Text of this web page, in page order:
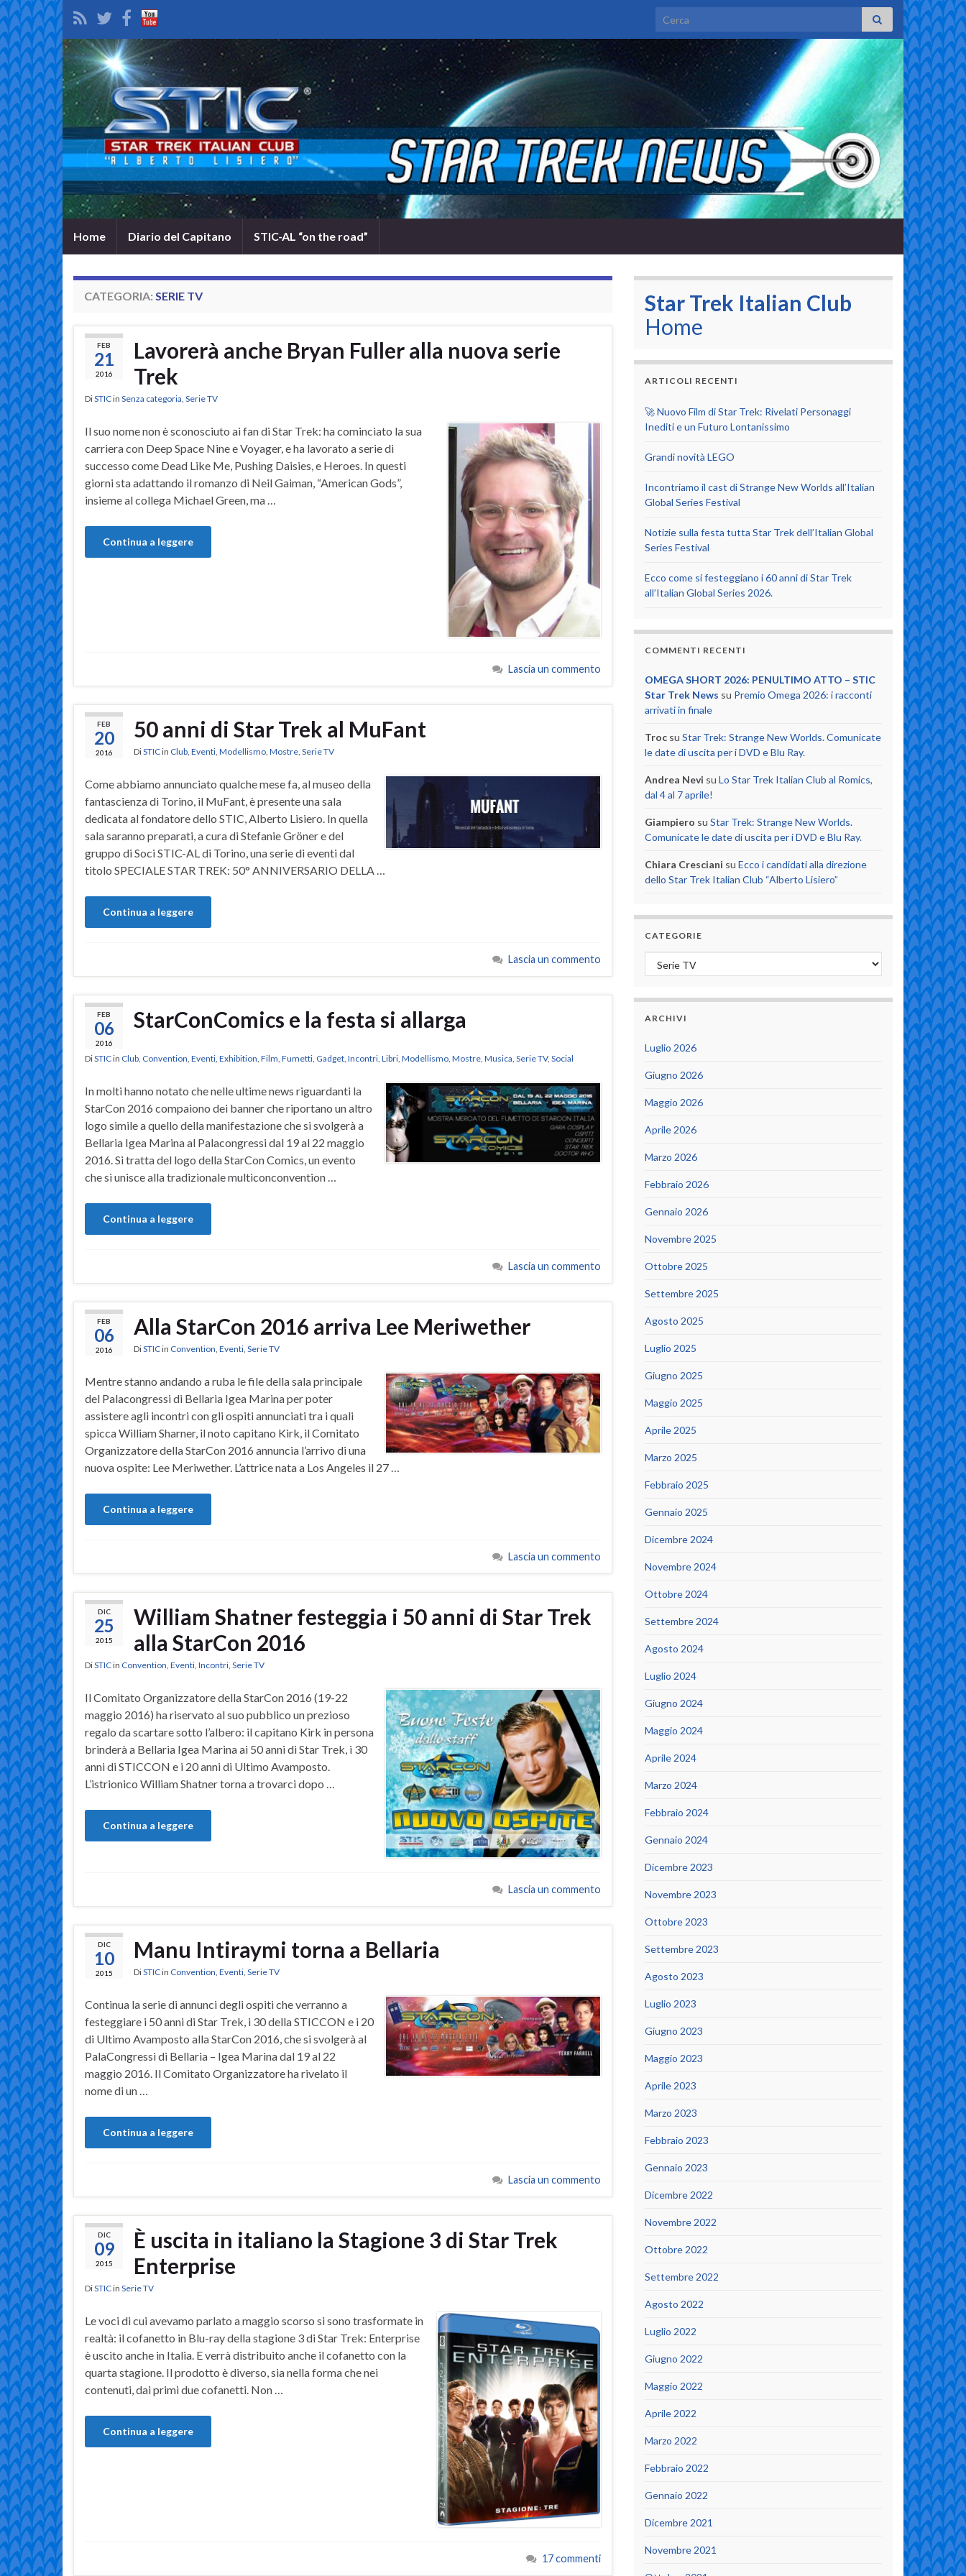
Search for:
Home Diario del Capitano STIC-AL “on the road”
CATEGORIA: SERIE TV
FEB
21
2016
Lavorerà anche Bryan Fuller alla nuova serie
Trek
DiSTICin Senza categoria, Serie TV
Il suo nome non è sconosciuto ai fan di Star Trek: ha cominciato la sua
carriera con Deep Space Nine e Voyager, e ha lavorato a serie di
successo come Dead Like Me, Pushing Daisies, e Heroes. In questi
giorni sta adattando il romanzo di Neil Gaiman, “American Gods”,
insieme al collega Michael Green, ma …
Continua a leggere
Lascia un commento
FEB
20
2016
50 anni di Star Trek al MuFant
DiSTICin Club, Eventi, Modellismo, Mostre, Serie TV
Come abbiamo annunciato qualche mese fa, al museo della
fantascienza di Torino, il MuFant, è presente una sala
dedicata al fondatore dello STIC, Alberto Lisiero. In quella
sala saranno preparati, a cura di Stefanie Gröner e del
gruppo di Soci STIC-AL di Torino, una serie di eventi dal
titolo SPECIALE STAR TREK: 50° ANNIVERSARIO DELLA …
Continua a leggere
Lascia un commento
FEB
06
2016
StarConComics e la festa si allarga
DiSTICin Club, Convention, Eventi, Exhibition, Film, Fumetti, Gadget, Incontri, Libri, Modellismo, Mostre, Musica, Serie TV, Social
In molti hanno notato che nelle ultime news riguardanti la
StarCon 2016 compaiono dei banner che riportano un altro
logo simile a quello della manifestazione che si svolgerà a
Bellaria Igea Marina al Palacongressi dal 19 al 22 maggio
2016. Si tratta del logo della StarCon Comics, un evento
che si unisce alla tradizionale multiconconvention …
Continua a leggere
Lascia un commento
FEB
06
2016
Alla StarCon 2016 arriva Lee Meriwether
DiSTICin Convention, Eventi, Serie TV
Mentre stanno andando a ruba le file della sala principale
del Palacongressi di Bellaria Igea Marina per poter
assistere agli incontri con gli ospiti annunciati tra i quali
spicca William Sharner, il noto capitano Kirk, il Comitato
Organizzatore della StarCon 2016 annuncia l’arrivo di una
nuova ospite: Lee Meriwether. L’attrice nata a Los Angeles il 27 …
Continua a leggere
Lascia un commento
DIC
25
2015
William Shatner festeggia i 50 anni di Star Trek
alla StarCon 2016
DiSTICin Convention, Eventi, Incontri, Serie TV
Il Comitato Organizzatore della StarCon 2016 (19-22
maggio 2016) ha riservato al suo pubblico un prezioso
regalo da scartare sotto l’albero: il capitano Kirk in persona
brinderà a Bellaria Igea Marina ai 50 anni di Star Trek, i 30
anni di STICCON e i 20 anni di Ultimo Avamposto.
L’istrionico William Shatner torna a trovarci dopo …
Continua a leggere
Lascia un commento
DIC
10
2015
Manu Intiraymi torna a Bellaria
DiSTICin Convention Eventi Serie TV
Continua la serie di annunci degli ospiti che verranno a
festeggiare i 50 anni di Star Trek, i 30 della STICCON e i 20
di Ultimo Avamposto alla StarCon 2016, che si svolgerà al
PalaCongressi di Bellaria – Igea Marina dal 19 al 22
maggio 2016. Il Comitato Organizzatore ha rivelato il
nome di un …
Continua a leggere
Lascia un commento
DIC
09
2015
È uscita in italiano la Stagione 3 di Star Trek
Enterprise
DiSTICin Serie TV
Le voci di cui avevamo parlato a maggio scorso si sono trasformate in
realtà: il cofanetto in Blu-ray della stagione 3 di Star Trek: Enterprise
è uscito anche in Italia. E verrà distribuito anche il cofanetto con la
quarta stagione. Il prodotto è diverso, sia nella forma che nei
contenuti, dai primi due cofanetti. Non …
Continua a leggere
17 commenti
Star Trek Italian Club
Home
ARTICOLI RECENTI
🚀 Nuovo Film di Star Trek: Rivelati Personaggi
Inediti e un Futuro Lontanissimo
Grandi novità LEGO
Incontriamo il cast di Strange New Worlds all’Italian
Global Series Festival
Notizie sulla festa tutta Star Trek dell’Italian Global
Series Festival
Ecco come si festeggiano i 60 anni di Star Trek
all’Italian Global Series 2026.
COMMENTI RECENTI
OMEGA SHORT 2026: PENULTIMO ATTO – STIC
Star Trek News su Premio Omega 2026: i racconti
arrivati in finale
Troc su Star Trek: Strange New Worlds. Comunicate
le date di uscita per i DVD e Blu Ray.
Andrea Nevi su Lo Star Trek Italian Club al Romics,
dal 4 al 7 aprile!
Giampiero su Star Trek: Strange New Worlds.
Comunicate le date di uscita per i DVD e Blu Ray.
Chiara Cresciani su Ecco i candidati alla direzione
dello Star Trek Italian Club “Alberto Lisiero”
CATEGORIE
Categorie
ARCHIVI
Luglio 2026
Giugno 2026
Maggio 2026
Aprile 2026
Marzo 2026
Febbraio 2026
Gennaio 2026
Novembre 2025
Ottobre 2025
Settembre 2025
Agosto 2025
Luglio 2025
Giugno 2025
Maggio 2025
Aprile 2025
Marzo 2025
Febbraio 2025
Gennaio 2025
Dicembre 2024
Novembre 2024
Ottobre 2024
Settembre 2024
Agosto 2024
Luglio 2024
Giugno 2024
Maggio 2024
Aprile 2024
Marzo 2024
Febbraio 2024
Gennaio 2024
Dicembre 2023
Novembre 2023
Ottobre 2023
Settembre 2023
Agosto 2023
Luglio 2023
Giugno 2023
Maggio 2023
Aprile 2023
Marzo 2023
Febbraio 2023
Gennaio 2023
Dicembre 2022
Novembre 2022
Ottobre 2022
Settembre 2022
Agosto 2022
Luglio 2022
Giugno 2022
Maggio 2022
Aprile 2022
Marzo 2022
Febbraio 2022
Gennaio 2022
Dicembre 2021
Novembre 2021